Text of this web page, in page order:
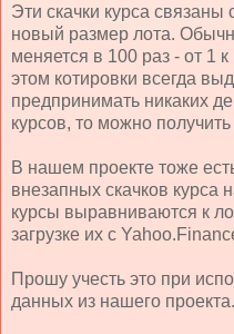
Эти скачки курса
новый размер лота.
меняется в 100 раз - от 1
этом котировки всегда
предпринимать никаких
курсов, то можно
В нашем проекте тоже
внезапных скачков курса
курсы выравниваются к
загрузке их с
Прошу учесть это при
данных из нашего проекта.